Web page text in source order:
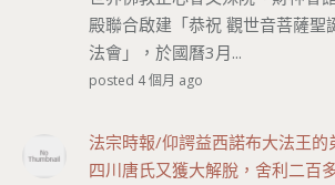
殿聯合啟建「恭祝 觀世音菩薩聖
法會」，於國曆3月...
posted 4 個月 ago
法宗時報/仰諤益西諾布大法王的
四川唐氏又獲大解脫，舍利二百